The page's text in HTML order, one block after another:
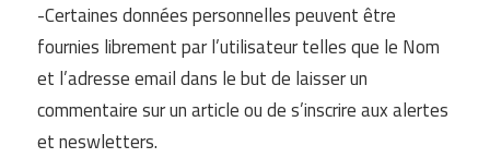
-Certaines données personnelles peuvent être
fournies librement par l’utilisateur telles que le Nom
et l’adresse email dans le but de laisser un
commentaire sur un article ou de s’inscrire aux alertes
et neswletters.